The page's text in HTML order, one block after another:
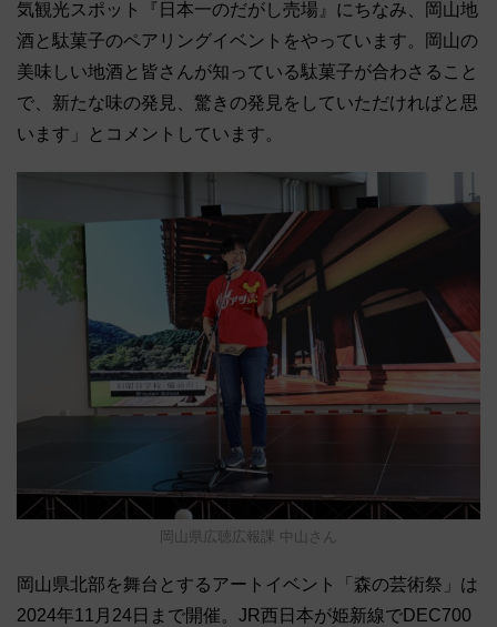
気観光スポット『日本一のだがし売場』にちなみ、岡山地
酒と駄菓子のペアリングイベントをやっています。岡山の
美味しい地酒と皆さんが知っている駄菓子が合わさること
で、新たな味の発見、驚きの発見をしていただければと思
います」とコメントしています。
岡山県広聴広報課 中山さん
岡山県北部を舞台とするアートイベント「森の芸術祭」は
2024年11月24日まで開催。JR西日本が姫新線でDEC700